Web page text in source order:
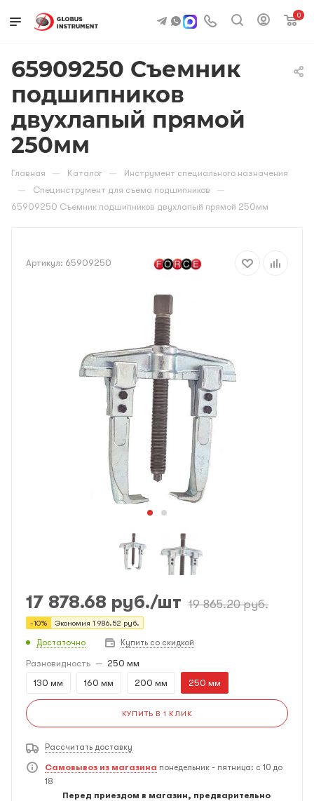
0
65909250 Съемник
подшипников
двухлапый прямой
250мм
Главная — Каталог — Инструмент специального назначения
— Специнструмент для съема подшипников —
65909250 Съемник подшипников двухлапый прямой 250мм
Артикул: 65909250
17 878.68 руб./шт 19 865.20руб.
-10% Экономия 1 986.52 руб.
Достаточно Купить со скидкой
Разновидность — 250 мм
130 мм
160 мм 200 мм 250 мм
КУПИТЬ В 1 КЛИК
Рассчитать доставку
Самовывоз из магазина понедельник - пятница: с 10 до
18
Перед приездом в магазин, предварительно